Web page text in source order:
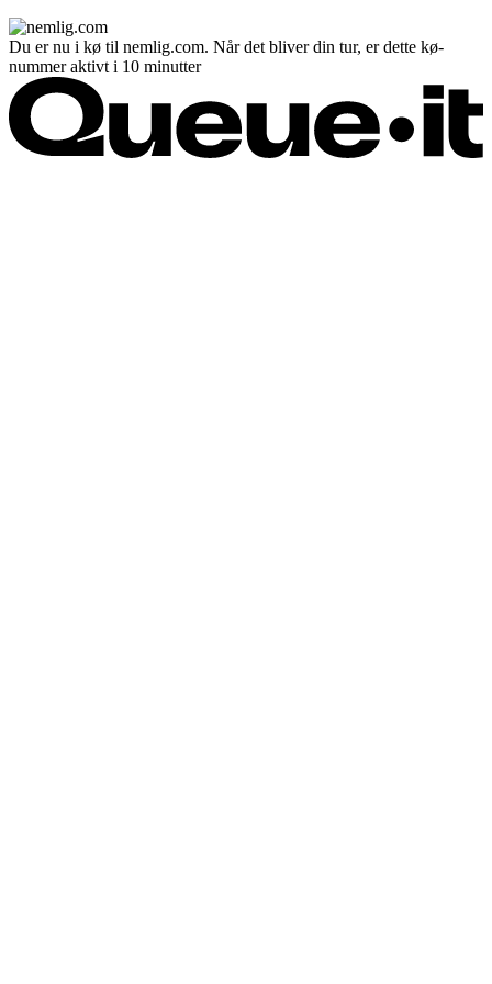
Du er nu i kø til nemlig.com. Når det bliver din tur, er dette kø-
nummer aktivt i 10 minutter